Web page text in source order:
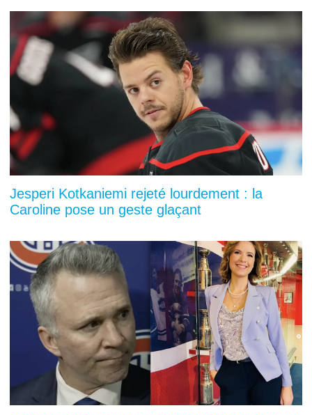
Jesperi Kotkaniemi rejeté lourdement : la
Caroline pose un geste glaçant